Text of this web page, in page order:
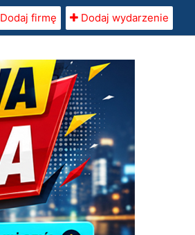
Dodaj firmę Dodaj wydarzenie